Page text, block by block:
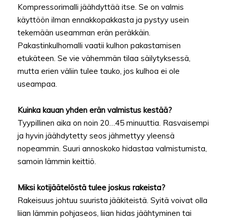
Kompressorimalli jäähdyttää itse. Se on valmis
käyttöön ilman ennakkopakkasta ja pystyy usein
tekemään useamman erän peräkkäin.
Pakastinkulhomalli vaatii kulhon pakastamisen
etukäteen. Se vie vähemmän tilaa säilytyksessä,
mutta erien väliin tulee tauko, jos kulhoa ei ole
useampaa.
Kuinka kauan yhden erän valmistus kestää?
Tyypillinen aika on noin 20…45 minuuttia. Rasvaisempi
ja hyvin jäähdytetty seos jähmettyy yleensä
nopeammin. Suuri annoskoko hidastaa valmistumista,
samoin lämmin keittiö.
Miksi kotijäätelöstä tulee joskus rakeista?
Rakeisuus johtuu suurista jääkiteistä. Syitä voivat olla
liian lämmin pohjaseos, liian hidas jäähtyminen tai